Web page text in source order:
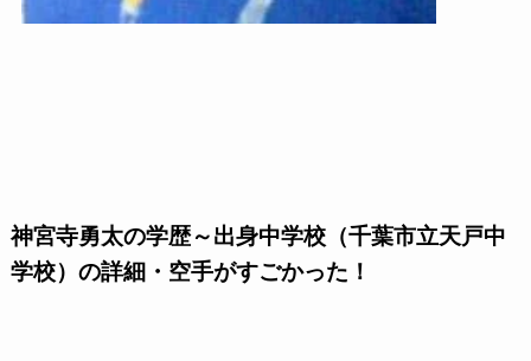
神宮寺勇太の学歴～出身中学校（千葉市立天戸中
学校）の詳細・空手がすごかった！